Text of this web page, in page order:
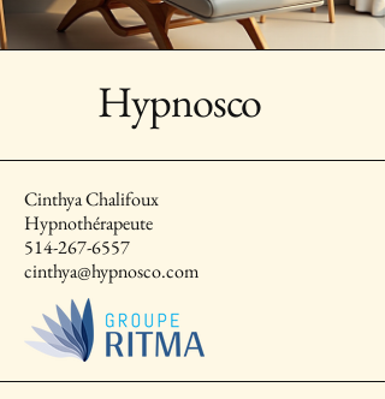
Hypnosco
Cinthya Chalifoux
Hypnothérapeute
514-267-6557
cinthya@hypnosco.com